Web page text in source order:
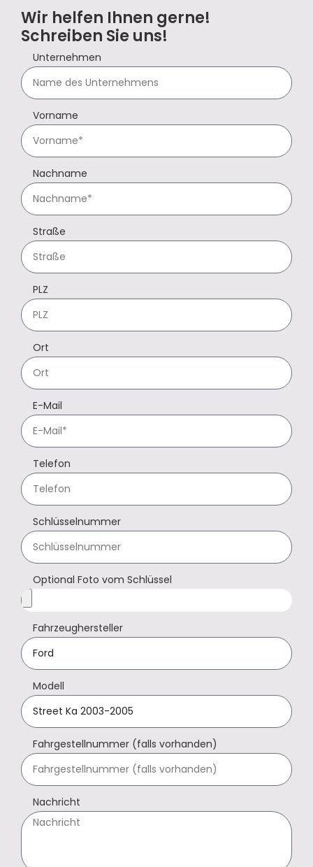
Wir helfen Ihnen gerne!
Schreiben Sie uns!
Unternehmen
Vorname
Nachname
Straße
PLZ
Ort
E-Mail
Telefon
Schlüsselnummer
Optional Foto vom Schlüssel
Fahrzeughersteller
Modell
Fahrgestellnummer (falls vorhanden)
Nachricht